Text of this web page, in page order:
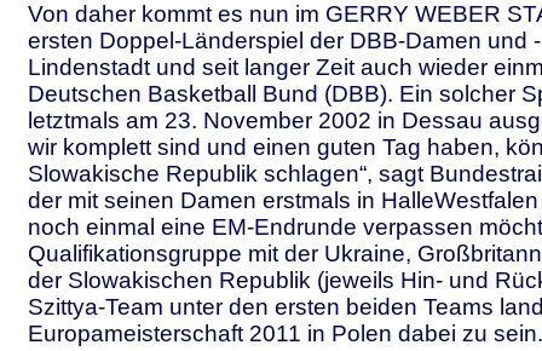
Von daher kommt es nun im GERRY WEBER
ersten Doppel-Länderspiel der DBB-Damen und
Lindenstadt und seit langer Zeit auch wieder
Deutschen Basketball Bund (DBB). Ein solcher
letztmals am 23. November 2002 in Dessau
wir komplett sind und einen guten Tag haben,
Slowakische Republik schlagen“, sagt
der mit seinen Damen erstmals in
noch einmal eine EM-Endrunde verpassen
Qualifikationsgruppe mit der Ukraine,
der Slowakischen Republik (jeweils Hin- und
Szittya-Team unter den ersten beiden Teams
Europameisterschaft 2011 in Polen dabei zu sein.